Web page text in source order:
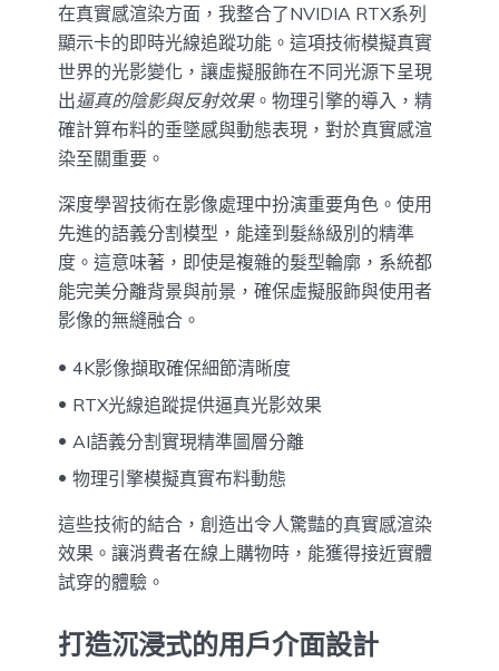
在真實感渲染方面，我整合了NVIDIA RTX系列
顯示卡的即時光線追蹤功能。這項技術模擬真實
世界的光影變化，讓虛擬服飾在不同光源下呈現
出逼真的陰影與反射效果。物理引擎的導入，精
確計算布料的垂墜感與動態表現，對於真實感渲
染至關重要。
深度學習技術在影像處理中扮演重要角色。使用
先進的語義分割模型，能達到髮絲級別的精準
度。這意味著，即使是複雜的髮型輪廓，系統都
能完美分離背景與前景，確保虛擬服飾與使用者
影像的無縫融合。
4K影像擷取確保細節清晰度
RTX光線追蹤提供逼真光影效果
AI語義分割實現精準圖層分離
物理引擎模擬真實布料動態
這些技術的結合，創造出令人驚豔的真實感渲染
效果。讓消費者在線上購物時，能獲得接近實體
試穿的體驗。
打造沉浸式的用戶介面設計